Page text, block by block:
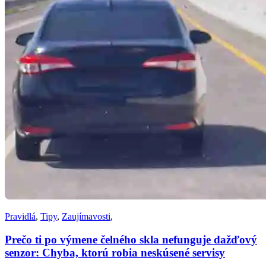
Pravidlá, Tipy, Zaujímavosti,
Prečo ti po výmene čelného skla nefunguje dažďový
senzor: Chyba, ktorú robia neskúsené servisy